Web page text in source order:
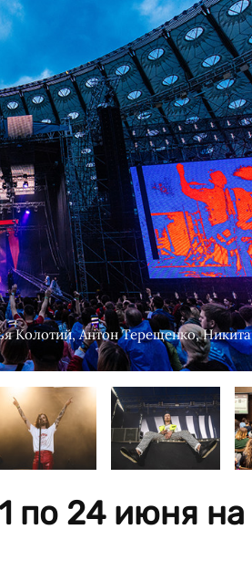
Колотий, Антон Терещенко,
по 24 июня